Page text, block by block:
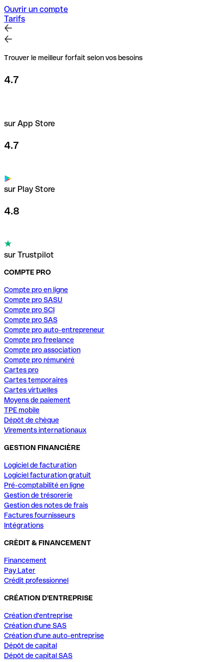
Ouvrir un compte
Tarifs
Trouver le meilleur forfait selon vos besoins
4.7
sur App Store
4.7
sur Play Store
4.8
sur Trustpilot
COMPTE PRO
Compte pro en ligne
Compte pro SASU
Compte pro SCI
Compte pro SAS
Compte pro auto-entrepreneur
Compte pro freelance
Compte pro association
Compte pro rémunéré
Cartes pro
Cartes temporaires
Cartes virtuelles
Moyens de paiement
TPE mobile
Dépôt de chèque
Virements internationaux
GESTION FINANCIÈRE
Logiciel de facturation
Logiciel facturation gratuit
Pré-comptabilité en ligne
Gestion de trésorerie
Gestion des notes de frais
Factures fournisseurs
Intégrations
CRÈDIT & FINANCEMENT
Financement
Pay Later
Crédit professionnel
CRÉATION D'ENTREPRISE
Création d'entreprise
Création d'une SAS
Création d'une auto-entreprise
Dépôt de capital
Dépôt de capital SAS